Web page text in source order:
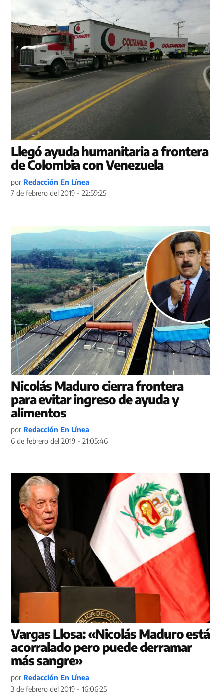
Llegó ayuda humanitaria a frontera
de Colombia con Venezuela
por Redacción En Línea
7 de febrero del 2019 - 22:59:25
Nicolás Maduro cierra frontera
para evitar ingreso de ayuda y
alimentos
por Redacción En Línea
6 de febrero del 2019 - 21:05:46
Vargas Llosa: «Nicolás Maduro está
acorralado pero puede derramar
más sangre»
por Redacción En Línea
3 de febrero del 2019 - 16:06:25